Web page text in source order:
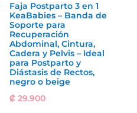
Faja Postparto 3 en 1
KeaBabies – Banda de
Soporte para
Recuperación
Abdominal, Cintura,
Cadera y Pelvis – Ideal
para Postparto y
Diástasis de Rectos,
negro o beige
₡29.900